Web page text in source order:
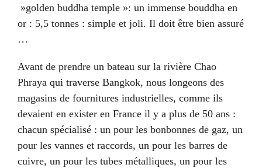
»golden buddha temple »: un immense bouddha en
or : 5,5 tonnes : simple et joli. Il doit être bien assuré
…
Avant de prendre un bateau sur la rivière Chao
Phraya qui traverse Bangkok, nous longeons des
magasins de fournitures industrielles, comme ils
devaient en exister en France il y a plus de 50 ans :
chacun spécialisé : un pour les bonbonnes de gaz, un
pour les vannes et raccords, un pour les barres de
cuivre, un pour les tubes métalliques, un pour les